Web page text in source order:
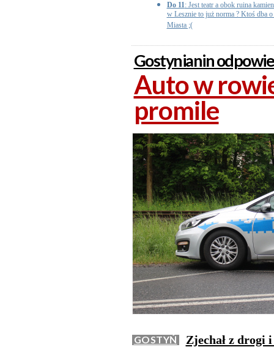
Do 11: Jest teatr a obok ruina
w Lesznie to już norma ? Ktoś dba
Miasta ;(
Gostynianin
Auto w
promile
GOSTYŃ
Zjechał z drogi